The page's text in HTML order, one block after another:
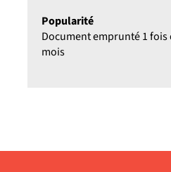
Popularité
Document emprunté 1 fois
mois